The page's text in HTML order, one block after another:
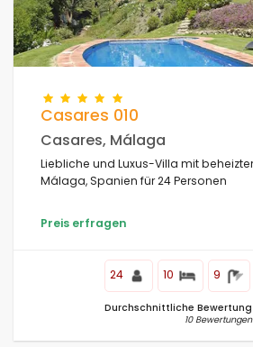
Casares 010
Casares, Málaga
Liebliche und Luxus-Villa mit beheiztem Pool in Casares,
Málaga, Spanien für 24 Personen
Preis erfragen
24 10 9
Durchschnittliche Bewertung
10 Bewertungen